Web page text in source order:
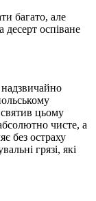
багато, але
оспіване
цьому
чисте, а
без остраху
грязі, які